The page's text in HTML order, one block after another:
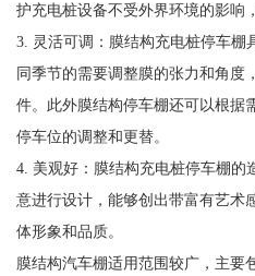
护充电桩设备不受外界环境的影响
3. 灵活可调：膜结构充电桩停车棚
同季节的需要调整膜的张力和角度
件。此外膜结构停车棚还可以根据
停车位的调整和更替。
4. 美观好：膜结构充电桩停车棚的
意进行设计，能够创出带富有艺术
体形象和品质。
膜结构汽车棚适用范围较广，主要